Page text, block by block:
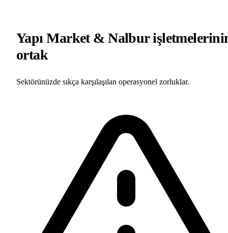
Yapı Market & Nalbur
ortak
Sektörünüzde sıkça karşılaşılan operasyonel zorluklar.